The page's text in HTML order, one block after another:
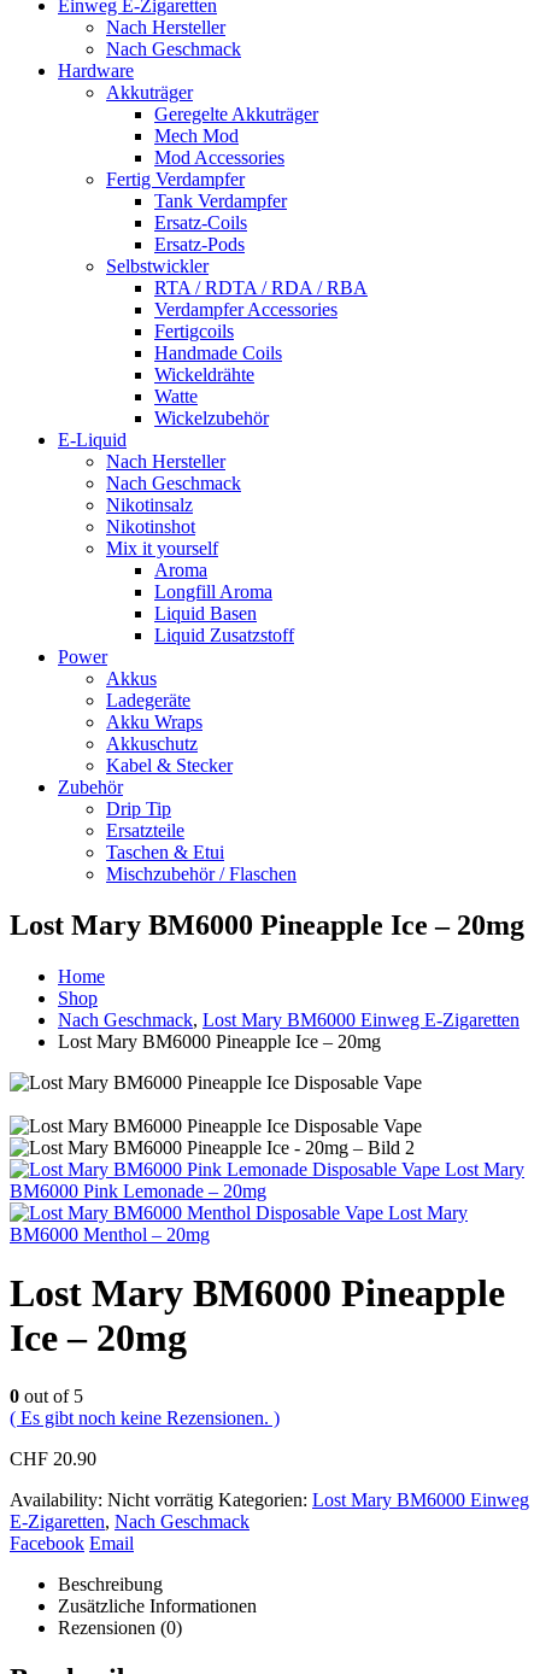
Einweg E-Zigaretten
Nach Hersteller
Nach Geschmack
Hardware
Akkuträger
Geregelte Akkuträger
Mech Mod
Mod Accessories
Fertig Verdampfer
Tank Verdampfer
Ersatz-Coils
Ersatz-Pods
Selbstwickler
RTA / RDTA / RDA / RBA
Verdampfer Accessories
Fertigcoils
Handmade Coils
Wickeldrähte
Watte
Wickelzubehör
E-Liquid
Nach Hersteller
Nach Geschmack
Nikotinsalz
Nikotinshot
Mix it yourself
Aroma
Longfill Aroma
Liquid Basen
Liquid Zusatzstoff
Power
Akkus
Ladegeräte
Akku Wraps
Akkuschutz
Kabel & Stecker
Zubehör
Drip Tip
Ersatzteile
Taschen & Etui
Mischzubehör / Flaschen
Lost Mary BM6000 Pineapple Ice – 20mg
Home
Shop
Nach Geschmack, Lost Mary BM6000 Einweg E-Zigaretten
Lost Mary BM6000 Pineapple Ice – 20mg
Lost Mary
BM6000 Pink Lemonade – 20mg
Lost Mary
BM6000 Menthol – 20mg
Lost Mary BM6000 Pineapple
Ice – 20mg
0 out of 5
( Es gibt noch keine Rezensionen. )
CHF 20.90
Availability: Nicht vorrätig Kategorien: Lost Mary BM6000 Einweg
E-Zigaretten, Nach Geschmack
Facebook Email
Beschreibung
Zusätzliche Informationen
Rezensionen (0)